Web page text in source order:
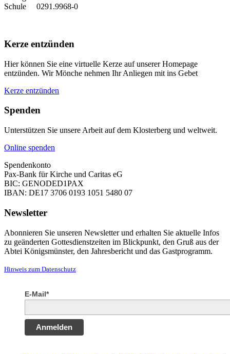
Schule 0291.9968-0
Kerze entzünden
Hier können Sie eine virtuelle Kerze auf unserer Homepage
entzünden. Wir Mönche nehmen Ihr Anliegen mit ins Gebet
Kerze entzünden
Spenden
Unterstützen Sie unsere Arbeit auf dem Klosterberg und weltweit.
Online spenden
Spendenkonto
Pax-Bank für Kirche und Caritas eG
BIC: GENODED1PAX
IBAN: DE17 3706 0193 1051 5480 07
Newsletter
Abonnieren Sie unseren Newsletter und erhalten Sie aktuelle Infos
zu geänderten Gottesdienstzeiten im Blickpunkt, den Gruß aus der
Abtei Königsmünster, den Jahresbericht und das Gastprogramm.
Hinweis zum Datenschutz
E-Mail*
Anmelden